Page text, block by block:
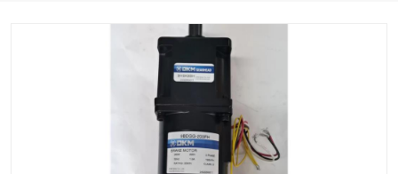
JSCC精研电机
精晟邦微型齿轮减速电机
晟邦电机